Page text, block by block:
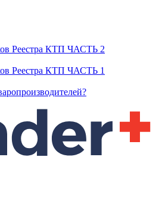
Реестра КТП ЧАСТЬ 2
Реестра КТП ЧАСТЬ 1